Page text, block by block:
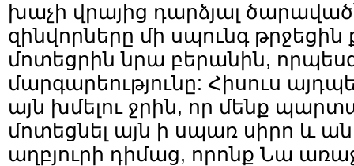
խաչի վրայից դարձյալ
զինվորները մի սպունգ
մոտեցրին նրա բերանին,
մարգարեությունը: Հիսուս
այն խմելու ջրին, որ մենք
մոտեցնել այն ի սպառ սիրո և
աղբյուրի դիմաց, որոնք Նա